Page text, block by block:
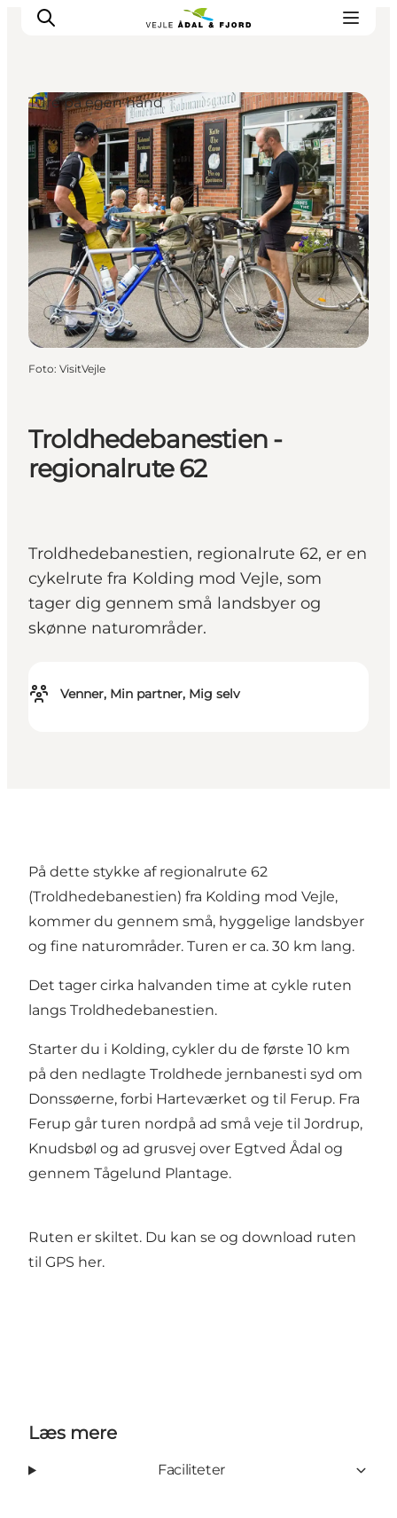
Udflugtsmål
Ture & aktiviteter
Det sker
Overnatning
Planlæg din tur
-
Projekter
Troldhedebanestien -
regionalrute 62
Troldhedebanestien, regionalrute 62, er en
cykelrute fra Kolding mod Vejle, som
tager dig gennem små landsbyer og
skønne naturområder.
Venner, Min partner, Mig selv
Ture på egen hånd
Foto: VisitVejle
På dette stykke af regionalrute 62
(Troldhedebanestien) fra Kolding mod Vejle,
kommer du gennem små, hyggelige landsbyer
og fine naturområder. Turen er ca. 30 km lang.
Det tager cirka halvanden time at cykle ruten
langs Troldhedebanestien.
Starter du i Kolding, cykler du de første 10 km
på den nedlagte Troldhede jernbanesti syd om
Donssøerne, forbi Harteværket og til Ferup. Fra
Ferup går turen nordpå ad små veje til Jordrup,
Knudsbøl og ad grusvej over Egtved Ådal og
gennem Tågelund Plantage.
Ruten er skiltet. Du kan se og download ruten
til GPS her.
Læs mere
Faciliteter